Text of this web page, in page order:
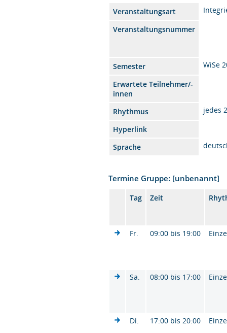
Veranstaltungsart
Veranstaltungsnummer
Semester
WiSe
Erwartete Teilnehmer/-
innen
Rhythmus
jedes
Hyperlink
Sprache
Termine Gruppe: [unbenannt]
Tag Zeit
Fr. 09:00 bis 19:00
Sa. 08:00 bis 17:00
Di. 17:00 bis 20:00